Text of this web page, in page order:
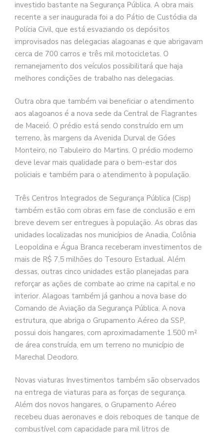
investido bastante na Segurança Pública. A obra mais
recente a ser inaugurada foi a do Pátio de Custódia da
Polícia Civil, que está esvaziando os depósitos
improvisados nas delegacias alagoanas e que abrigavam
cerca de 700 carros e três mil motocicletas. O
remanejamento dos veículos possibilitará que haja
melhores condições de trabalho nas delegacias.
Outra obra que também vai beneficiar o atendimento
aos alagoanos é a nova sede da Central de Flagrantes
de Maceió. O prédio está sendo construído em um
terreno, às margens da Avenida Durval de Góes
Monteiro, no Tabuleiro do Martins. O prédio moderno
deve levar mais qualidade para o bem-estar dos
policiais e também para o atendimento à população.
Três Centros Integrados de Segurança Pública (Cisp)
também estão com obras em fase de conclusão e em
breve devem ser entregues à população. As obras das
unidades localizadas nos municípios de Anadia, Colônia
Leopoldina e Água Branca receberam investimentos de
mais de R$ 7,5 milhões do Tesouro Estadual. Além
dessas, outras cinco unidades estão planejadas para
reforçar as ações de combate ao crime na capital e no
interior. Alagoas também já ganhou a nova base do
Comando de Aviação da Segurança Pública. A nova
estrutura, que abriga o Grupamento Aéreo da SSP,
possui dois hangares, com aproximadamente 1.500 m²
de área construída, em um terreno no município de
Marechal Deodoro.
Novas viaturas Investimentos também são observados
na entrega de viaturas para as forças de segurança.
Além dos novos hangares, o Grupamento Aéreo
recebeu duas aeronaves e dois reboques de tanque de
combustível com capacidade para mil litros de